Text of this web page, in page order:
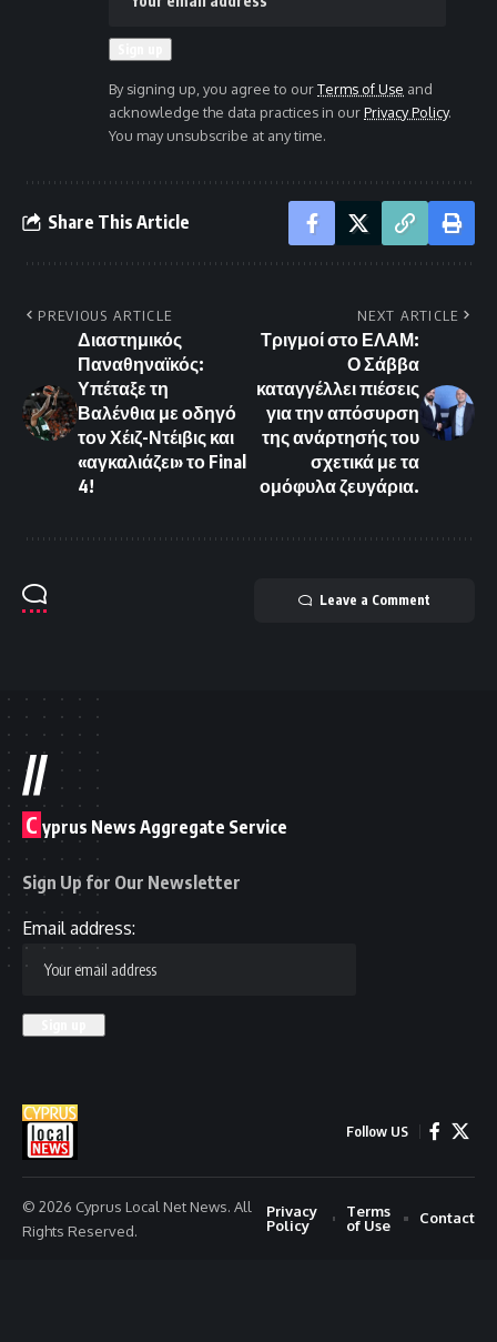
By signing up, you agree to ourTerms of Use and
acknowledge the data practices in ourPrivacy Policy.
You may unsubscribe at any time.
Share This Article
PREVIOUS ARTICLE
Διαστημικός
Παναθηναϊκός:
Υπέταξε τη
Βαλένθια με οδηγό
τον Χέιζ-Ντέιβις και
«αγκαλιάζει» το Final
4!
NEXT ARTICLE
Τριγμοί στο ΕΛΑΜ:
Ο Σάββα
καταγγέλλει πιέσεις
για την απόσυρση
της ανάρτησής του
σχετικά με τα
ομόφυλα ζευγάρια.
Leave a Comment
//
C yprus News Aggregate Service
Sign Up for Our Newsletter
Email address:
Follow US
© 2026 Cyprus Local Net News. All
Rights Reserved.
Privacy
Policy
Terms
of Use
Contact